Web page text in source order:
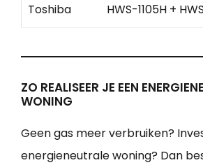
Toshiba HWS-1105H +
ZO REALISEER JE EEN
WONING
Geen gas meer verbruiken?
energieneutrale woning? Dan